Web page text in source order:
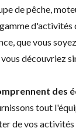
de pêche,
d'activités
que vous
découvriez
des é
tout
de vos activités